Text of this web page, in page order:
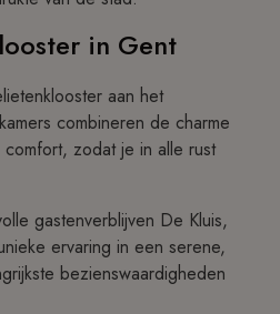
in Gent
aan het
combineren de charme
zodat je in alle rust
gastenverblijven De Kluis,
ervaring in een serene,
bezienswaardigheden